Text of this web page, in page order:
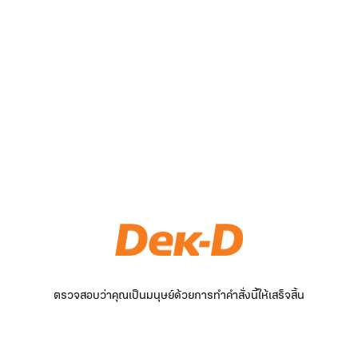
ตรวจสอบว่าคุณเป็นมนุษย์ด้วยการทำคำสั่งนี้ให้เสร็จสิ้น